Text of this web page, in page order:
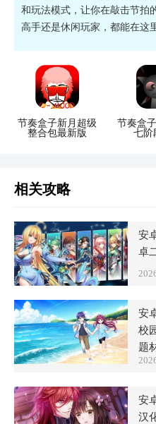
和玩法模式，让你在敲击节拍
高手还是休闲玩家，都能在这
节奏盒子新月超级
整合包最新版
节奏盒
七阶
相关攻略
安
卓
安
校
题
安
汉